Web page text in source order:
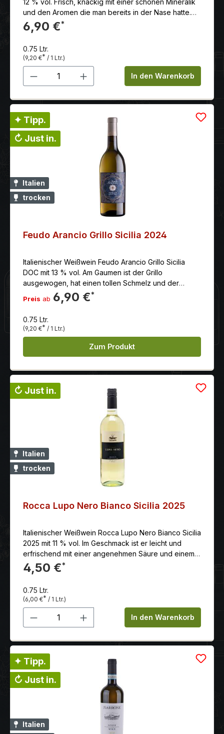
12 % vol. Frisch, knackig mit einer schönen Mineralik
und den Aromen die man bereits in der Nase hatte.
Toller Sommerwein. Als Apéritif oder zu sommerlich
leichten Speisen genau richtig.
6,90 €*
0.75 Ltr.
(9,20 €* / 1 Ltr.)
Produkt Anzahl: Gib denIn den Warenkorb
✦ Tipp.
↻ Just in.
Italien
trocken
Feudo Arancio Grillo Sicilia 2024
Italienischer Weißwein Feudo Arancio Grillo Sicilia
DOC mit 13 % vol. Am Gaumen ist der Grillo
ausgewogen, hat einen tollen Schmelz und der
Abgang ist von Frische und einer feinen Säure
geprägt.Ausbau und Verfeinerung in
Preis ab 6,90 €*
0.75 Ltr.
(9,20 €* / 1 Ltr.)
Zum Produkt
↻ Just in.
Italien
trocken
Rocca Lupo Nero Bianco Sicilia 2025
Italienischer Weißwein Rocca Lupo Nero Bianco Sicilia
2025 mit 11 % vol. Im Geschmack ist er leicht und
erfrischend mit einer angenehmen Säure und einem
Hauch von Mineralien. Farblich tritt der Lupo Nero
Bianco in einem attraktiven, klaren Strohgelb mit
4,50 €*
0.75 Ltr.
(6,00 €* / 1 Ltr.)
Produkt Anzahl: Gib denIn den Warenkorb
✦ Tipp.
↻ Just in.
Italien